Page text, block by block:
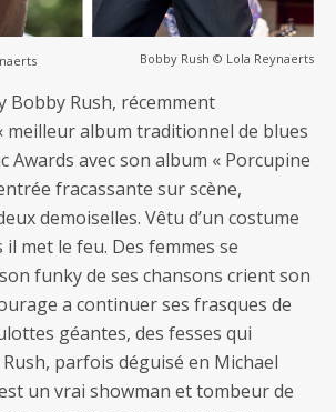
Bobby Rush © Lola Reynaerts
Bobby Rush, récemment
meilleur album traditionnel de blues
Awards avec son album « Porcupine
fracassante sur scène,
demoiselles. Vêtu d’un costume
met le feu. Des femmes se
funky de ses chansons crient son
a continuer ses frasques de
géantes, des fesses qui
parfois déguisé en Michael
un vrai showman et tombeur de